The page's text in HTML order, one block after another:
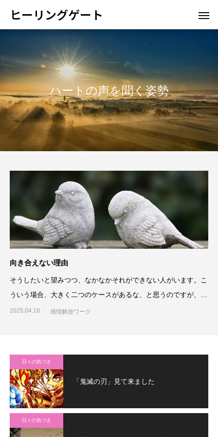
ヒーリングゲート
ハートの声を聞く姿勢
向き合えない理由
そうしたいと望みつつ、なかなかそれができない人がいます。こ
ういう場合、大きく二つのケースがあるな、と思うのですが、一
つは、本当にそれを望んで
2025.04.18 感情解放ワーク
日々の気づき
「鬼滅の刃」見て来ました
日々の気づき